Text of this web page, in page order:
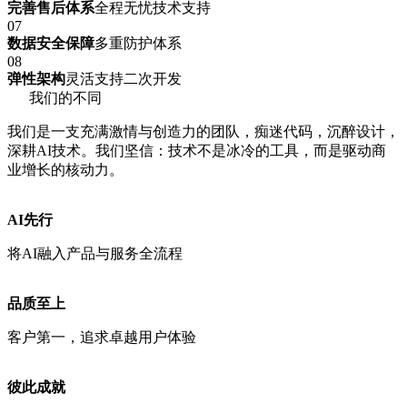
完善售后体系全程无忧技术支持
07
数据安全保障多重防护体系
08
弹性架构灵活支持二次开发
我们的不同
我们是一支充满激情与创造力的团队，痴迷代码，沉醉设计，
深耕AI技术。我们坚信：技术不是冰冷的工具，而是驱动商
业增长的核动力。
AI先行
将AI融入产品与服务全流程
品质至上
客户第一，追求卓越用户体验
彼此成就